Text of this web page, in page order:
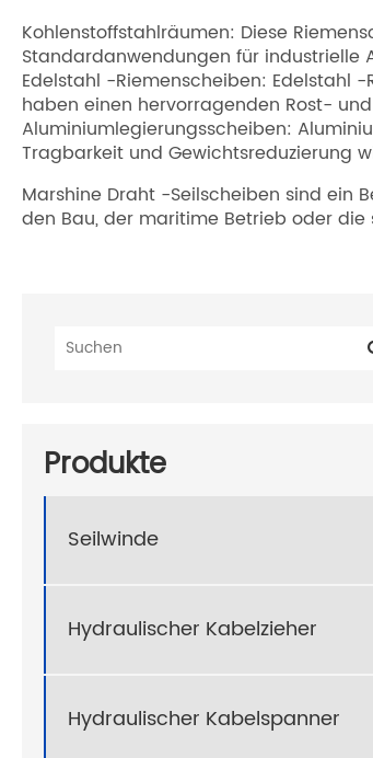
Kohlenstoffstahlräumen: Diese
Standardanwendungen für industrielle
Edelstahl -Riemenscheiben: Edelstahl
haben einen hervorragenden Rost-
Aluminiumlegierungsscheiben:
Tragbarkeit und Gewichtsreduzierung
Marshine Draht -Seilscheiben sind ein
den Bau, der maritime Betrieb oder
Produkte
Seilwinde
Hydraulischer Kabelzieher
Hydraulischer Kabelspanner